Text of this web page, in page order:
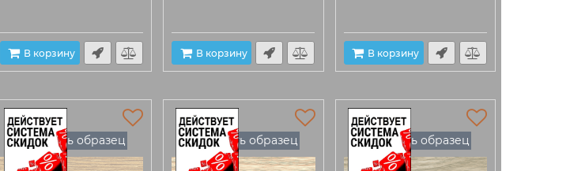
В корзину В корзину В корзину
Есть образец Есть образец Есть образец